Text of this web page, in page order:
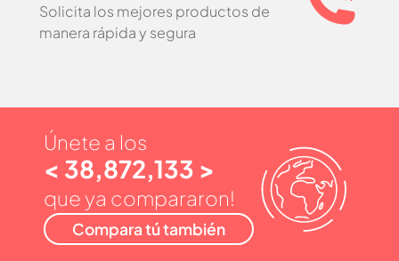
Solicita los mejores productos de
manera rápida y segura
Únete a los
< 38,872,133 >
que ya compararon!
Compara tú también